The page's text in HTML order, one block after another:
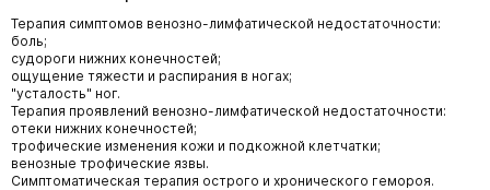
Терапия симптомов венозно-лимфатической недостаточности:
боль;
судороги нижних конечностей;
ощущение тяжести и распирания в ногах;
"усталость" ног.
Терапия проявлений венозно-лимфатической недостаточности:
отеки нижних конечностей;
трофические изменения кожи и подкожной клетчатки;
венозные трофические язвы.
Симптоматическая терапия острого и хронического гемороя.